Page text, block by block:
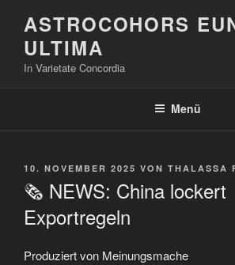
Inhalt
springen
ASTROCOHORS
ULTIMA
In Varietate Concordia
Menü
VERÖFFENTLICHT
AM
10. NOVEMBER 2025 VON THALASSA
🗞️ NEWS: China lockert
Exportregeln
Produziert von Meinungsmache